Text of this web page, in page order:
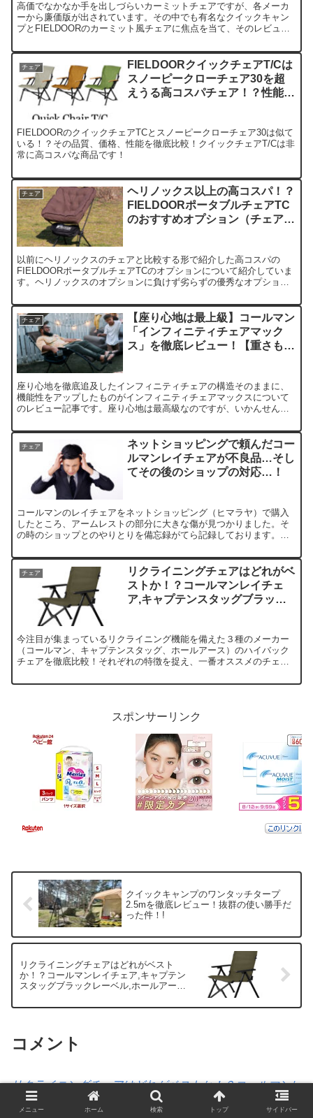
高価でなかなか手を出しづらいカーミットチェアですが、各メーカ
ーから廉価版が出されています。その中でも有名なクイックキャン
プとFIELDOORのカーミット風チェアに焦点を当て、そのレビュー
チェア
FIELDOORクイックチェアT/Cは
スノーピークローチェア30を超
えうる高コスパチェア！？性能を
FIELDOORのクイックチェアTCとスノーピークローチェア30は似て
いる！？その品質、価格、性能を徹底比較！クイックチェアT/Cは非
常に高コスパな商品です！
チェア
ヘリノックス以上の高コスパ！？
FIELDOORポータブルチェアTC
のおすすめオプション（チェアカ
以前にヘリノックスのチェアと比較する形で紹介した高コスパの
FIELDOORポータブルチェアTCのオプションについて紹介していま
す。ヘリノックスのオプションに負けず劣らずの優秀なオプション
チェア
【座り心地は最上級】コールマン
「インフィニティチェアマック
ス」を徹底レビュー！【重さも最
座り心地を徹底追及したインフィニティチェアの構造そのままに、
機能性をアップしたものがインフィニティチェアマックスについて
のレビュー記事です。座り心地は最高級なのですが、いかんせん重
で使用するのがオススメです。
チェア
ネットショッピングで頼んだコー
ルマンレイチェアが不良品…そし
てその後のショップの対応…！
コールマンのレイチェアをネットショッピング（ヒマラヤ）で購入
したところ、アームレストの部分に大きな傷が見つかりました。そ
の時のショップとのやりとりを備忘録がてら記録しております。シ
チェア
リクライニングチェアはどれがベ
ストか！？コールマンレイチェ
ア,キャプテンスタッグブラック
今注目が集まっているリクライニング機能を備えた３種のメーカー
（コールマン、キャプテンスタッグ、ホールアース）のハイバック
チェアを徹底比較！それぞれの特徴を捉え、一番オススメのチェア
スポンサーリンク
クイックキャンプのワンタッチタープ
2.5mを徹底レビュー！抜群の使い勝手だ
った件！!
リクライニングチェアはどれがベスト
か！？コールマンレイチェア,キャプテン
スタッグブラックレーベル,ホールアース
コメント
リクライニングチェアはどれがベストか！？コールマンレ
イチェア,キャプテンスタッグブラックレーベル,ホールア
メニュー ホーム 検索 トップ サイドバー